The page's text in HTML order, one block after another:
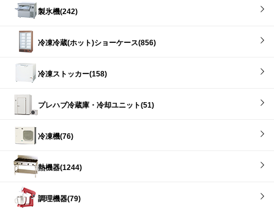
製氷機(242)
冷凍冷蔵(ホット)ショーケース(856)
冷凍ストッカー(158)
プレハブ冷蔵庫・冷却ユニット(51)
冷凍機(76)
熱機器(1244)
調理機器(79)